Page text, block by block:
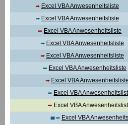
Excel VBA Anwesenheitsliste
Excel VBA Anwesenheitsliste
Excel VBA Anwesenheitsliste
Excel VBA Anwesenheitsliste
Excel VBA Anwesenheitsliste
Excel VBA Anwesenheitsliste
Excel VBA Anwesenheitsliste
Excel VBA
Excel VBA
Excel VBA